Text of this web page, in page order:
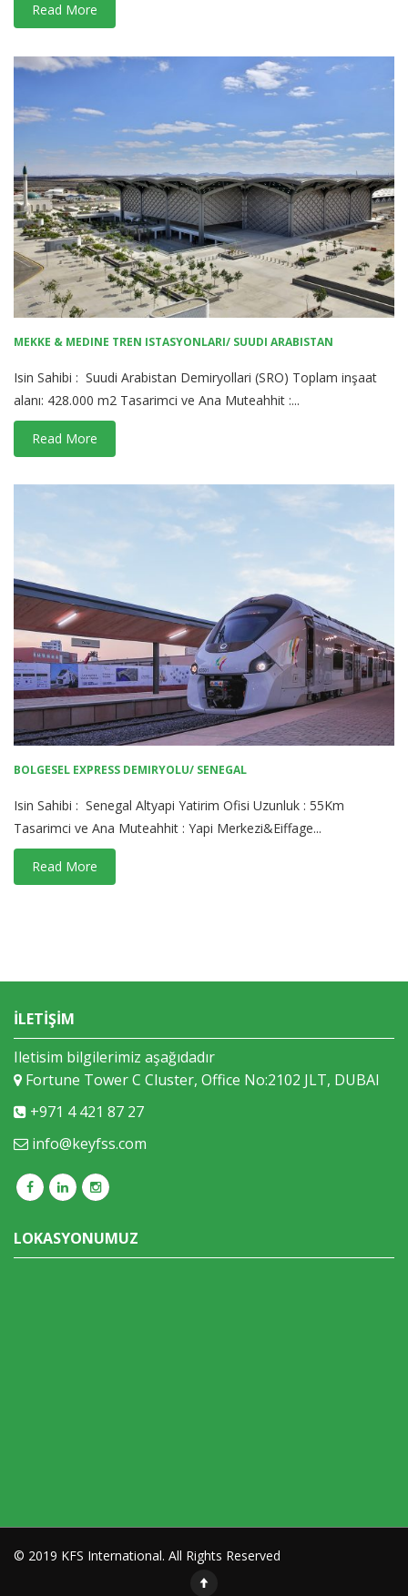
Read More
MEKKE & MEDINE TREN ISTASYONLARI/ SUUDI ARABISTAN
Isin Sahibi : Suudi Arabistan Demiryollari (SRO) Toplam inşaat
alanı: 428.000 m2 Tasarimci ve Ana Muteahhit :...
Read More
BOLGESEL EXPRESS DEMIRYOLU/ SENEGAL
Isin Sahibi : Senegal Altyapi Yatirim Ofisi Uzunluk : 55Km
Tasarimci ve Ana Muteahhit : Yapi Merkezi&Eiffage...
Read More
İLETİŞİM
Iletisim bilgilerimiz aşağıdadır
Fortune Tower C Cluster, Office No:2102 JLT, DUBAI
+971 4 421 87 27
info@keyfss.com
LOKASYONUMUZ
© 2019 KFS International. All Rights Reserved